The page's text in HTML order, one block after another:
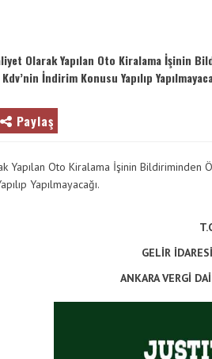
Olarak Yapılan Oto Kiralama İşinin
İndirim Konusu Yapılıp
Paylaş
Yapılan Oto Kiralama İşinin Bildiriminden
Yapılmayacağı.
GELİR
ANKARA VERGİ